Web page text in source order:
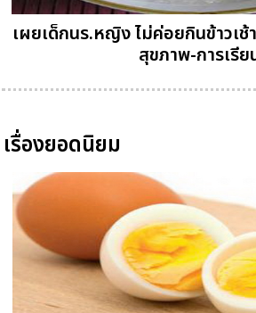
เผยเด็กนร.หญิง ไม่ค่อยกินข้าวเช้
สุขภาพ-การเรีย
เรื่องยอดนิยม